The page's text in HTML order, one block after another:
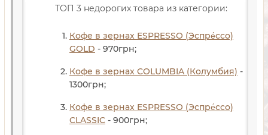
ТОП 3 недорогих товара из категории:
Кофе в зернах ESPRESSO (Эспре́ссо)
GOLD - 970грн;
Кофе в зернах COLUMBIA (Колумбия) -
1300грн;
Кофе в зернах ESPRESSO (Эспре́ссо)
CLASSIC - 900грн;